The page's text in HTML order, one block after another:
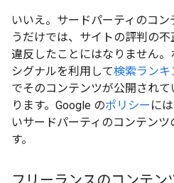
いいえ。サードパーティのコ
うだけでは、サイトの評判の
違反したことにはなりません
シグナルを利用して検索ランキ
でそのコンテンツが公開され
ります。Google のポリシー に
いサードパーティのコンテン
す。